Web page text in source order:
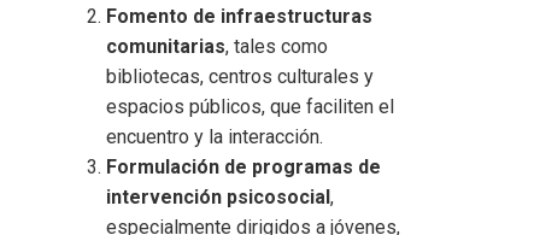
Fomento de infraestructuras
comunitarias, tales como
bibliotecas, centros culturales y
espacios públicos, que faciliten el
encuentro y la interacción.
Formulación de programas de
intervención psicosocial ,
especialmente dirigidos a jóvenes,